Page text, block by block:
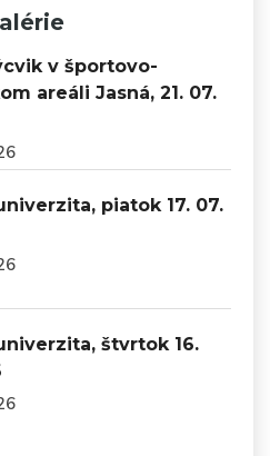
v športovo-
areáli Jasná, 21. 07.
piatok 17. 07.
štvrtok 16.